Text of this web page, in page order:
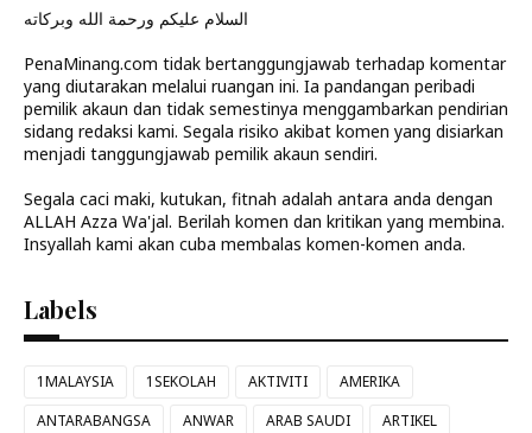
السلام عليكم ورحمة الله وبركاته
PenaMinang.com tidak bertanggungjawab terhadap komentar
yang diutarakan melalui ruangan ini. Ia pandangan peribadi
pemilik akaun dan tidak semestinya menggambarkan pendirian
sidang redaksi kami. Segala risiko akibat komen yang disiarkan
menjadi tanggungjawab pemilik akaun sendiri.
Segala caci maki, kutukan, fitnah adalah antara anda dengan
ALLAH Azza Wa'jal. Berilah komen dan kritikan yang membina.
Insyallah kami akan cuba membalas komen-komen anda.
Labels
1MALAYSIA 1SEKOLAH AKTIVITI
AMERIKA
ANTARABANGSA
ANWAR ARAB SAUDI
ARTIKEL